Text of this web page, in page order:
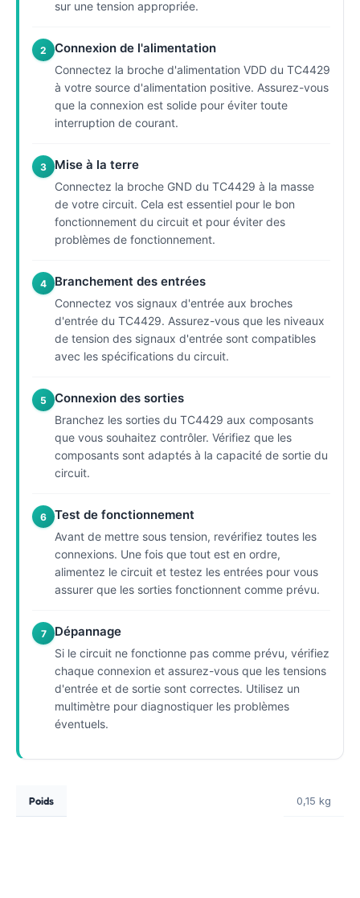
sur une tension appropriée.
2 Connexion de l'alimentation
Connectez la broche d'alimentation VDD du TC4429
à votre source d'alimentation positive. Assurez-vous
que la connexion est solide pour éviter toute
interruption de courant.
3 Mise à la terre
Connectez la broche GND du TC4429 à la masse
de votre circuit. Cela est essentiel pour le bon
fonctionnement du circuit et pour éviter des
problèmes de fonctionnement.
4 Branchement des entrées
Connectez vos signaux d'entrée aux broches
d'entrée du TC4429. Assurez-vous que les niveaux
de tension des signaux d'entrée sont compatibles
avec les spécifications du circuit.
5 Connexion des sorties
Branchez les sorties du TC4429 aux composants
que vous souhaitez contrôler. Vérifiez que les
composants sont adaptés à la capacité de sortie du
circuit.
6 Test de fonctionnement
Avant de mettre sous tension, revérifiez toutes les
connexions. Une fois que tout est en ordre,
alimentez le circuit et testez les entrées pour vous
assurer que les sorties fonctionnent comme prévu.
7 Dépannage
Si le circuit ne fonctionne pas comme prévu, vérifiez
chaque connexion et assurez-vous que les tensions
d'entrée et de sortie sont correctes. Utilisez un
multimètre pour diagnostiquer les problèmes
éventuels.
Poids 0,15 kg